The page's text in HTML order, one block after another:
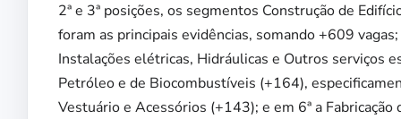
2ª e 3ª posições, os segmentos Construção de
foram as principais evidências, somando +609
Instalações elétricas, Hidráulicas e Outros serviços
Petróleo e de Biocombustíveis (+164),
Vestuário e Acessórios (+143); e em 6ª a